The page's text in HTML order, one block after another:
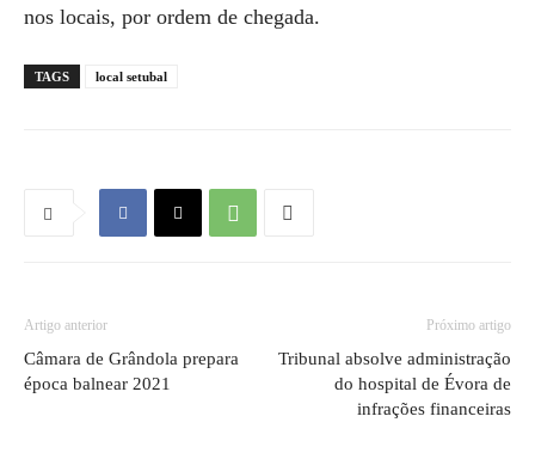
nos locais, por ordem de chegada.
TAGS local setubal
Artigo anterior
Câmara de Grândola prepara
época balnear 2021
Próximo artigo
Tribunal absolve administração
do hospital de Évora de
infrações financeiras